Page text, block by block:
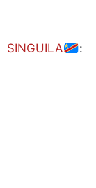
SINGUILA :